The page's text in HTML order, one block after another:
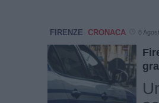
FIRENZE CRONACA 8